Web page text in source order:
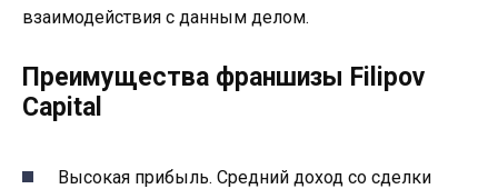
взаимодействия с данным делом.
Преимущества франшизы Filipov
Capital
Высокая прибыль. Средний доход со сделки